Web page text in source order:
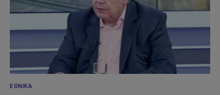
ΕΘΝΙΚΆ